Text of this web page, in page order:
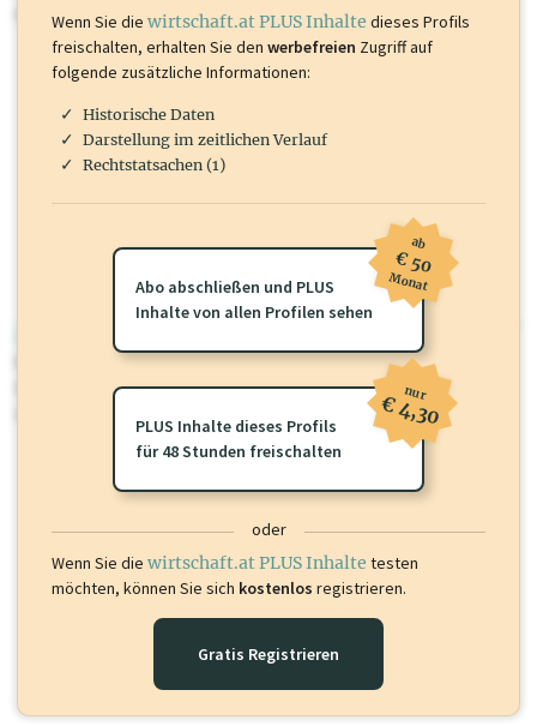
mehr.
Für dieses Profil gibt es zusätzlichewirtschaft.at PLUS Inhalte
Sie momentan nicht einsehen können. Schalten Sie dieses Profil frei
oder loggen Sie sich ein um diese Inhalte zu sehen.
Wenn Sie die wirtschaft.at PLUS Inhalte dieses Profils
freischalten, erhalten Sie den werbefreien Zugriff auf
folgende zusätzliche Informationen:
Historische Daten
Darstellung im zeitlichen Verlauf
Rechtstatsachen (1)
Abo abschließen und PLUS
Inhalte von allen Profilen sehen
ab
€ 50
Monat
PLUS Inhalte dieses Profils
für 48 Stunden freischalten
nur
€ 4,30
oder
Wenn Sie die wirtschaft.at PLUS Inhalte testen
möchten, können Sie sich kostenlos registrieren.
Gratis Registrieren